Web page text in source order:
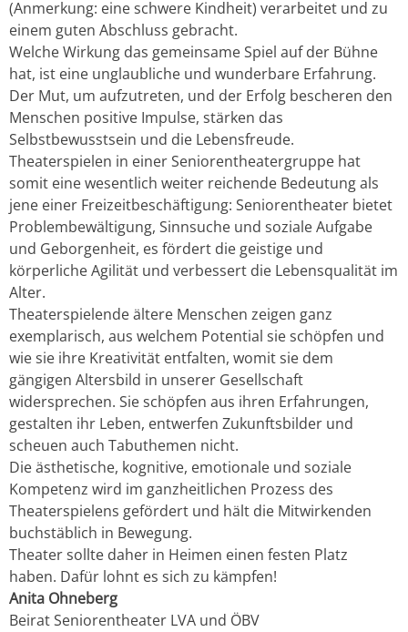
(Anmerkung: eine schwere Kindheit) verarbeitet und zu
einem guten Abschluss gebracht.
Welche Wirkung das gemeinsame Spiel auf der Bühne
hat, ist eine unglaubliche und wunderbare Erfahrung.
Der Mut, um aufzutreten, und der Erfolg bescheren den
Menschen positive Impulse, stärken das
Selbstbewusstsein und die Lebensfreude.
Theaterspielen in einer Seniorentheatergruppe hat
somit eine wesentlich weiter reichende Bedeutung als
jene einer Freizeitbeschäftigung: Seniorentheater bietet
Problembewältigung, Sinnsuche und soziale Aufgabe
und Geborgenheit, es fördert die geistige und
körperliche Agilität und verbessert die Lebensqualität im
Alter.
Theaterspielende ältere Menschen zeigen ganz
exemplarisch, aus welchem Potential sie schöpfen und
wie sie ihre Kreativität entfalten, womit sie dem
gängigen Altersbild in unserer Gesellschaft
widersprechen. Sie schöpfen aus ihren Erfahrungen,
gestalten ihr Leben, entwerfen Zukunftsbilder und
scheuen auch Tabuthemen nicht.
Die ästhetische, kognitive, emotionale und soziale
Kompetenz wird im ganzheitlichen Prozess des
Theaterspielens gefördert und hält die Mitwirkenden
buchstäblich in Bewegung.
Theater sollte daher in Heimen einen festen Platz
haben. Dafür lohnt es sich zu kämpfen!
Anita Ohneberg
Beirat Seniorentheater LVA und ÖBV